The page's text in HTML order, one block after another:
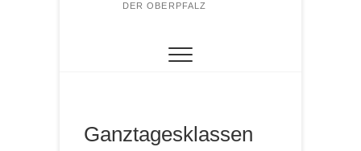
DER OBERPFALZ
Ganztagesklassen